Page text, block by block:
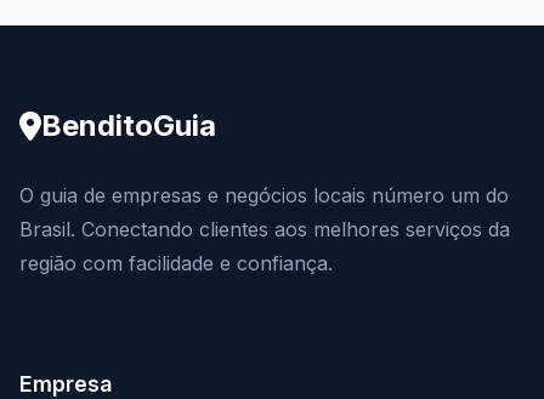
BenditoGuia
O guia de empresas e negócios locais número um do
Brasil. Conectando clientes aos melhores serviços da
região com facilidade e confiança.
Empresa